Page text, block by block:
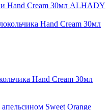
Hand Cream 30мл ALHADY
Hand Cream 30мл